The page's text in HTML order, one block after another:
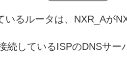
いるルータは、NXR_Aが
続しているISPのDNSサー